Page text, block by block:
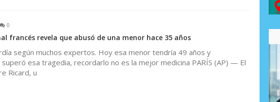
0
francés revela que abusó de una menor hace 35 años
según muchos expertos. Hoy esa menor tendría 49 años y
esa tragedia, recordarlo no es la mejor medicina PARÍS (AP) — El
Ricard, u